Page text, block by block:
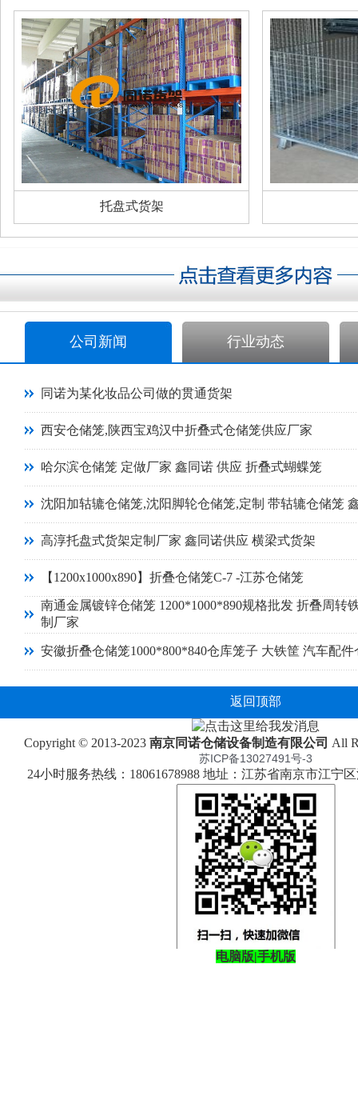
托盘式货架
公司新闻 行业动态
同诺为某化妆品公司做的贯通货架
西安仓储笼,陕西宝鸡汉中折叠式仓储笼供应厂家
哈尔滨仓储笼 定做厂家 鑫同诺 供应 折叠式蝴蝶笼
沈阳加轱辘仓储笼,沈阳脚轮仓储笼,定制 带轱辘仓储笼
高淳托盘式货架定制厂家 鑫同诺供应 横梁式货架
【1200x1000x890】折叠仓储笼C-7 -江苏仓储笼
南通金属镀锌仓储笼 1200*1000*890规格批发 折叠周转
制厂家
安徽折叠仓储笼1000*800*840仓库笼子 大铁筐 汽车配件
返回顶部
Copyright © 2013-2023 南京同诺仓储设备制造有限公司 All
苏ICP备13027491号-3
24小时服务热线：18061678988 地址：江苏省南京市江宁
电脑版|手机版